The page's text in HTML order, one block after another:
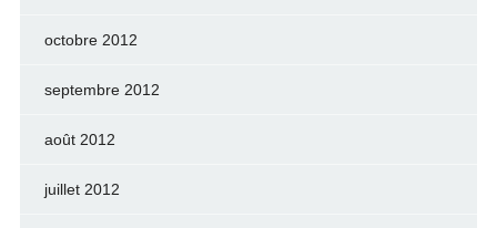
octobre 2012
septembre 2012
août 2012
juillet 2012